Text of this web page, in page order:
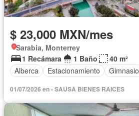
$ 23,000 MXN/mes
Sarabia, Monterrey
1 Recámara
1 Baño
40 m²
Alberca
Estacionamiento Gimnasio
01/07/2026 en - SAUSA BIENES RAICES